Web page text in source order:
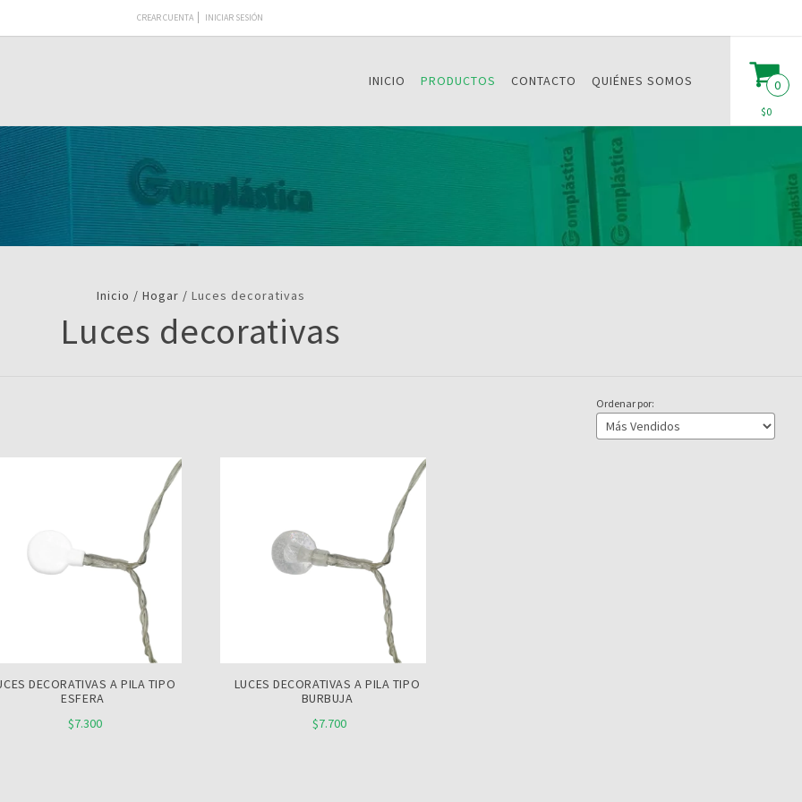
CREAR CUENTA INICIAR SESIÓN
INICIO PRODUCTOS CONTACTO QUIÉNES SOMOS 0
$0
Inicio / Hogar / Luces decorativas
Luces decorativas
Ordenar por:
DECORATIVAS A PILA TIPO
ESFERA
$7.300
LUCES DECORATIVAS A PILA TIPO
BURBUJA
$7.700